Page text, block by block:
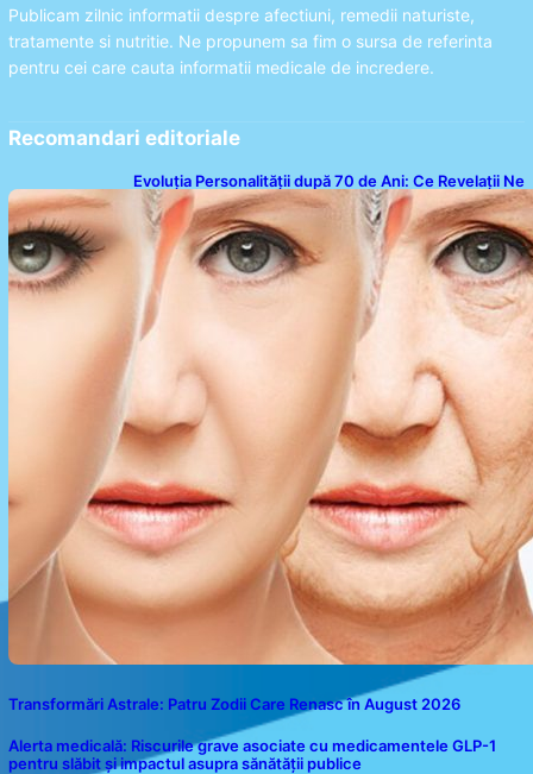
Publicam zilnic informatii despre afectiuni, remedii naturiste,
tratamente si nutritie. Ne propunem sa fim o sursa de referinta
pentru cei care cauta informatii medicale de incredere.
Recomandari editoriale
Evoluția Personalității după 70 de Ani: Ce Revelații Ne
Oferă Studiile Psihologice
Transformări Astrale: Patru Zodii Care Renasc în August 2026
Alerta medicală: Riscurile grave asociate cu medicamentele GLP-1
pentru slăbit și impactul asupra sănătății publice